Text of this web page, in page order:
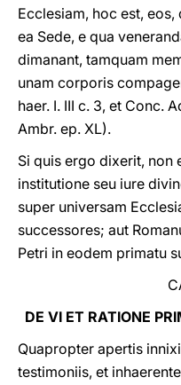
Ecclesiam, hoc est,
ea Sede, e qua
dimanant, tamquam
unam corporis
haer. I. III c. 3, et Conc.
Ambr. ep. XL).
Si quis ergo dixerit, non
institutione seu iure
super universam
successores; aut
Petri in eodem primatu
DE VI ET RATIONE
Quapropter apertis
testimoniis, et